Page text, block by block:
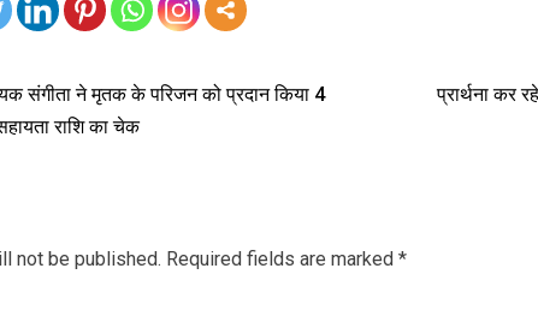
संगीता ने मृतक के परिजन को प्रदान किया 4
राशि का चेक
प्रार्थना कर
not be published. Required fields are marked *